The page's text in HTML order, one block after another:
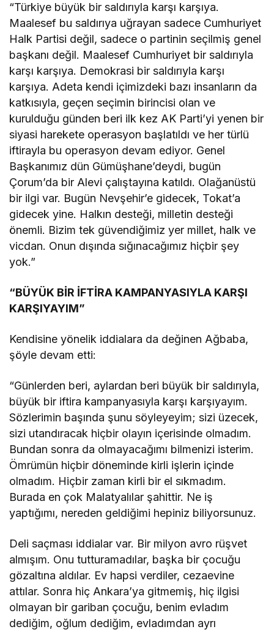
“Türkiye büyük bir saldırıyla karşı karşıya.
Maalesef bu saldırıya uğrayan sadece Cumhuriyet
Halk Partisi değil, sadece o partinin seçilmiş genel
başkanı değil. Maalesef Cumhuriyet bir saldırıyla
karşı karşıya. Demokrasi bir saldırıyla karşı
karşıya. Adeta kendi içimizdeki bazı insanların da
katkısıyla, geçen seçimin birincisi olan ve
kurulduğu günden beri ilk kez AK Parti’yi yenen bir
siyasi harekete operasyon başlatıldı ve her türlü
iftirayla bu operasyon devam ediyor. Genel
Başkanımız dün Gümüşhane’deydi, bugün
Çorum’da bir Alevi çalıştayına katıldı. Olağanüstü
bir ilgi var. Bugün Nevşehir’e gidecek, Tokat’a
gidecek yine. Halkın desteği, milletin desteği
önemli. Bizim tek güvendiğimiz yer millet, halk ve
vicdan. Onun dışında sığınacağımız hiçbir şey
yok.”
“BÜYÜK BİR İFTİRA KAMPANYASIYLA KARŞI
KARŞIYAYIM”
Kendisine yönelik iddialara da değinen Ağbaba,
şöyle devam etti:
“Günlerden beri, aylardan beri büyük bir saldırıyla,
büyük bir iftira kampanyasıyla karşı karşıyayım.
Sözlerimin başında şunu söyleyeyim; sizi üzecek,
sizi utandıracak hiçbir olayın içerisinde olmadım.
Bundan sonra da olmayacağımı bilmenizi isterim.
Ömrümün hiçbir döneminde kirli işlerin içinde
olmadım. Hiçbir zaman kirli bir el sıkmadım.
Burada en çok Malatyalılar şahittir. Ne iş
yaptığımı, nereden geldiğimi hepiniz biliyorsunuz.
Deli saçması iddialar var. Bir milyon avro rüşvet
almışım. Onu tutturamadılar, başka bir çocuğu
gözaltına aldılar. Ev hapsi verdiler, cezaevine
attılar. Sonra hiç Ankara’ya gitmemiş, hiç ilgisi
olmayan bir gariban çocuğu, benim evladım
dediğim, oğlum dediğim, evladımdan ayrı